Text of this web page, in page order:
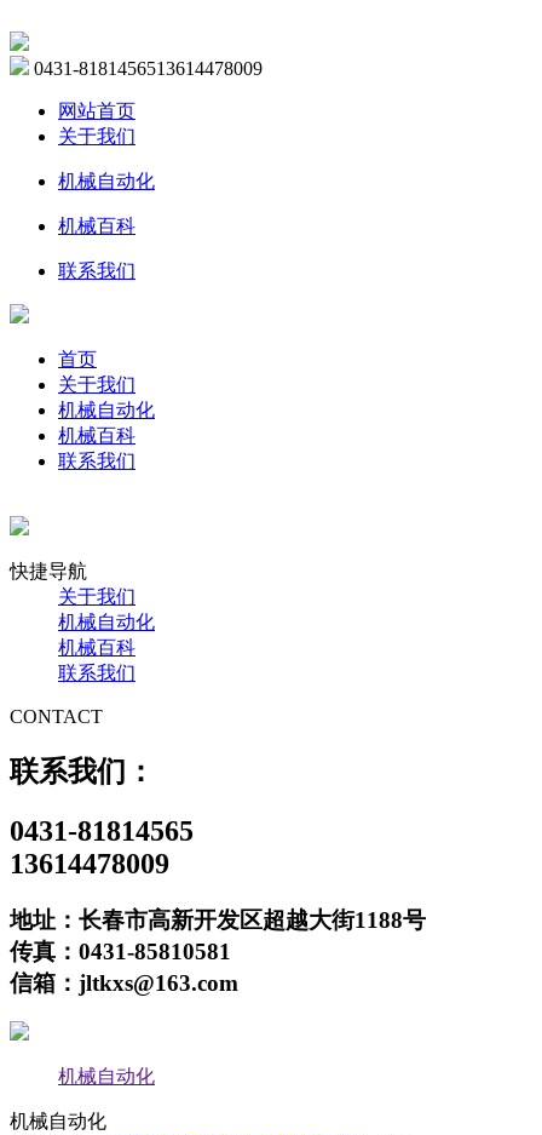
0431-8181456513614478009
网站首页
关于我们
机械自动化
机械百科
联系我们
首页
关于我们
机械自动化
机械百科
联系我们
快捷导航
关于我们
机械自动化
机械百科
联系我们
CONTACT
联系我们：
0431-81814565
13614478009
地址：长春市高新开发区超越大街1188号
传真：0431-85810581
信箱：jltkxs@163.com
机械自动化
机械自动化